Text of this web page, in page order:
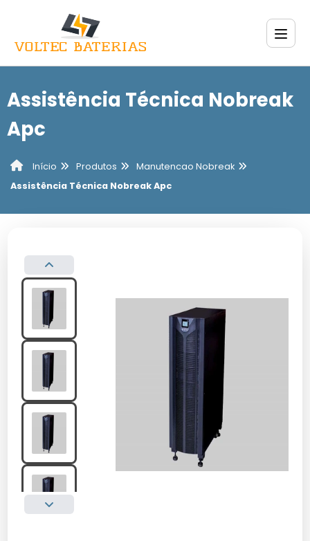
Assistência Técnica Nobreak
Apc
Início Produtos
Manutencao Nobreak
Assistência Técnica Nobreak Apc